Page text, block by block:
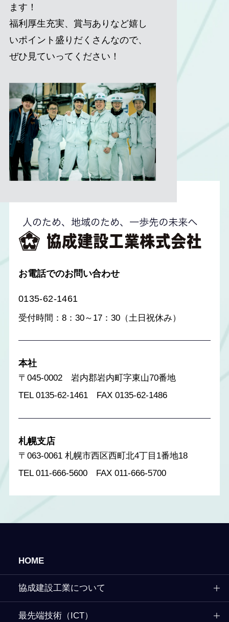
ます！
福利厚生充実、賞与ありなど嬉し
いポイント盛りだくさんなので、
ぜひ見ていってください！
お電話でのお問い合わせ
0135-62-1461
受付時間：8：30～17：30（土日祝休み）
本社
〒045-0002 岩内郡岩内町字東山70番地
TEL 0135-62-1461 FAX 0135-62-1486
札幌支店
〒063-0061 札幌市西区西町北4丁目1番地18
TEL 011-666-5600 FAX 011-666-5700
HOME
協成建設工業について
最先端技術（ICT）